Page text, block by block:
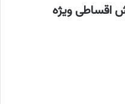
اقساطی ویژه